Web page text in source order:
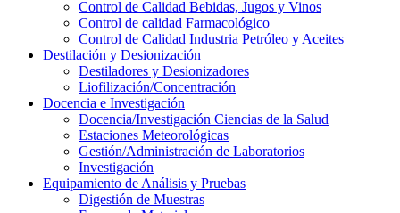
Control de Calidad Bebidas, Jugos y Vinos
Control de calidad Farmacológico
Control de Calidad Industria Petróleo y Aceites
Destilación y Desionización
Destiladores y Desionizadores
Liofilización/Concentración
Docencia e Investigación
Docencia/Investigación Ciencias de la Salud
Estaciones Meteorológicas
Gestión/Administración de Laboratorios
Investigación
Equipamiento de Análisis y Pruebas
Digestión de Muestras